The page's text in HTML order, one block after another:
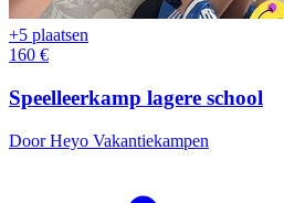
+5 plaatsen
160 €
Speelleerkamp lagere school
Door Heyo Vakantiekampen